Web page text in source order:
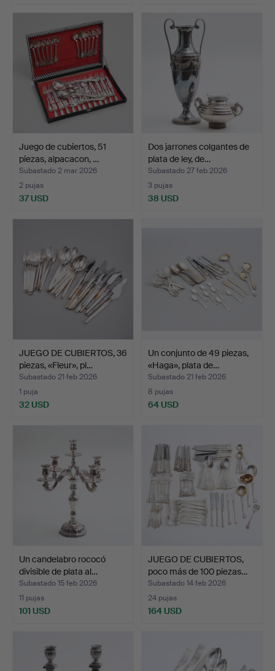
Juego de cubiertos, 51
piezas, alpacacon, …
Subastado 2 mar 2026
2 pujas
37 USD
Dos jarrones colgantes de
plata de ley, de…
Subastado 27 feb 2026
3 pujas
38 USD
JUEGO DE CUBIERTOS, 36
piezas, «Fleur», pl…
Subastado 21 feb 2026
1 puja
32 USD
Un conjunto de 49 piezas,
«Haga», plata de…
Subastado 21 feb 2026
8 pujas
64 USD
Un candelabro rococó
divisible de plata al…
Subastado 15 feb 2026
11 pujas
101 USD
JUEGO DE CUBIERTOS,
poco más de 100 piezas…
Subastado 14 feb 2026
24 pujas
164 USD